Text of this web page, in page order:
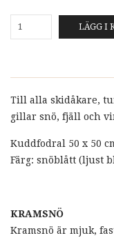
LÄGG I
Till alla skidåkare,
gillar snö, fjäll och
Kuddfodral 50 x 50
Färg: snöblått (ljust
KRAMSNÖ
Kramsnö är mjuk,